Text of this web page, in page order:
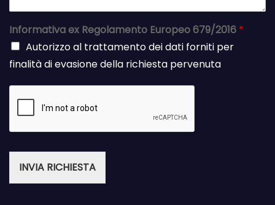
Informativa ex Regolamento Europeo 679/2016 *
Autorizzo al trattamento dei dati forniti per
finalità di evasione della richiesta pervenuta
INVIA RICHIESTA